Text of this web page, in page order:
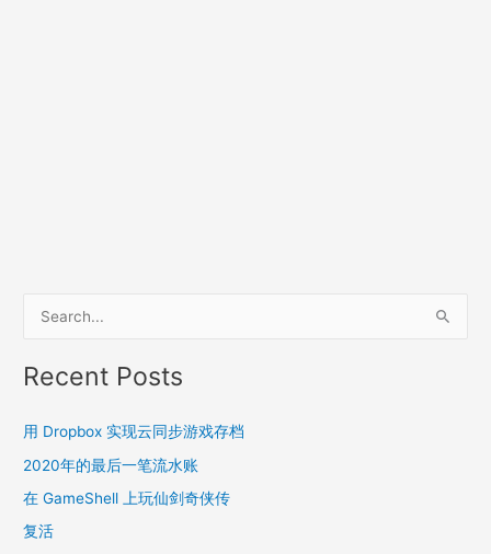
a
c
r
Recent Posts
用 Dropbox 实现云同步游戏存档
2020年的最后一笔流水账
在 GameShell 上玩仙剑奇侠传
复活